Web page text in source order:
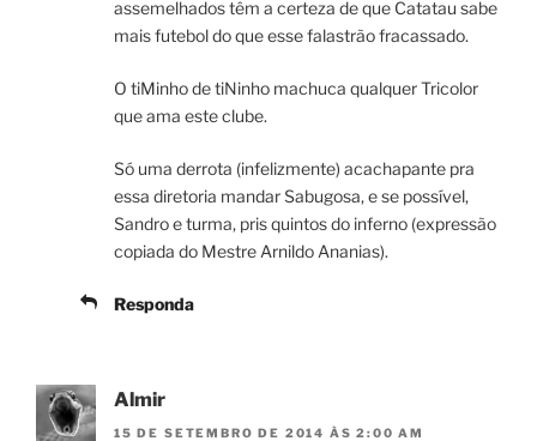
assemelhados têm a certeza de que Catatau sabe
mais futebol do que esse falastrão fracassado.
O tiMinho de tiNinho machuca qualquer Tricolor
que ama este clube.
Só uma derrota (infelizmente) acachapante pra
essa diretoria mandar Sabugosa, e se possível,
Sandro e turma, pris quintos do inferno (expressão
copiada do Mestre Arnildo Ananias).
Responda
Almir
15 DE SETEMBRO DE 2014 ÀS 2:00 AM